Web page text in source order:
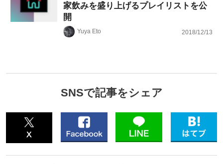
家飲みを盛り上げるプレイリストを公
開
Yuya Eto 2018/12/13
SNSで記事をシェア